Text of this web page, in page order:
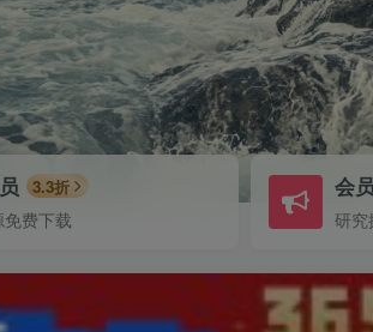
3.3折
费下载
会
研究